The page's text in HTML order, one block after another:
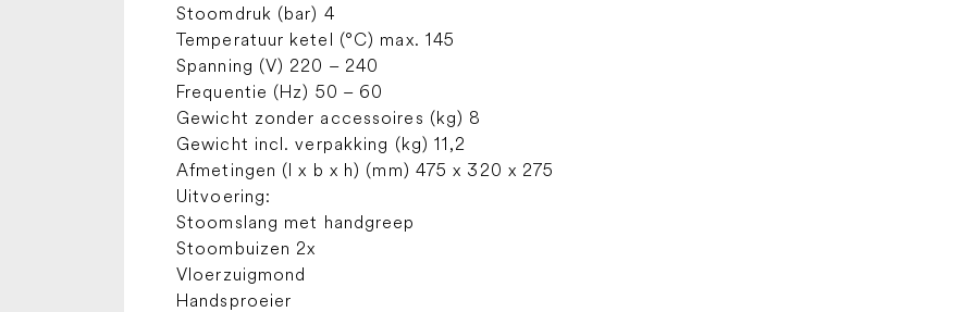
Stoomdruk (bar) 4
Temperatuur ketel (°C) max. 145
Spanning (V) 220 – 240
Frequentie (Hz) 50 – 60
Gewicht zonder accessoires (kg) 8
Gewicht incl. verpakking (kg) 11,2
Afmetingen (l x b x h) (mm) 475 x 320 x 275
Uitvoering:
Stoomslang met handgreep
Stoombuizen 2x
Vloerzuigmond
Handsproeier